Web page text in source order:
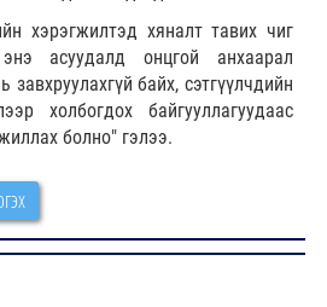
хэрэгжилтэд хяналт тавих чиг
асуудалд онцгой анхаарал
байх, сэтгүүлчдийн
холбогдох байгууллагуудаас
болно" гэлээ.